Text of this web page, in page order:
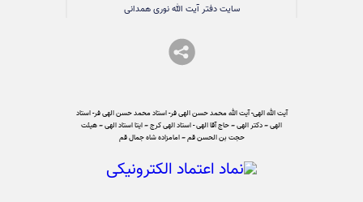
سایت دفتر آیت الله نوری همدانی
آیت الله الهی- آیت الله محمد حسن الهی فر- استاد محمد حسن الهی فر- استاد
الهی – دکتر الهی – حاج آقا الهی - استاد الهی کرج – ایتا استاد الهی – هیئت
حجت بن الحسن قم – امامزاده شاه جمال قم